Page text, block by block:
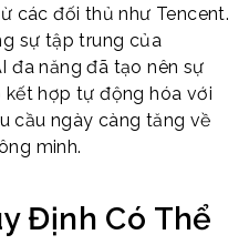
các đối thủ như Tencent.
sự tập trung của
đa năng đã tạo nên sự
kết hợp tự động hóa với
cầu ngày càng tăng về
minh.
Định Có Thể